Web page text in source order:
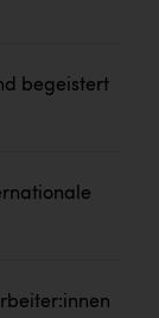
begeistert